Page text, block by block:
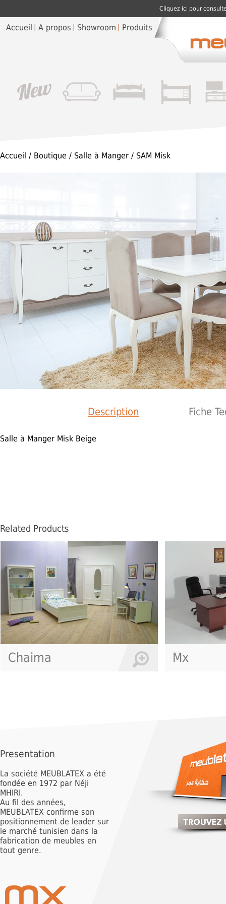
Cliquez ici pour
Accueil A propos Showroom Produits
Accueil / Boutique / Salle à Manger / SAM Misk
Description Fiche
Salle à Manger Misk Beige
Related Products
Presentation
La société MEUBLATEX a été
fondée en 1972 par Néji
MHIRI.
Au fil des années,
MEUBLATEX confirme son
positionnement de leader sur
le marché tunisien dans la
fabrication de meubles en
tout genre.